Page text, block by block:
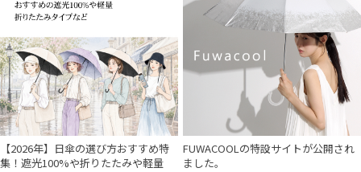
【2026年】日傘の選び方おすすめ特
集！遮光100%や折りたたみや軽量
FUWACOOLの特設サイトが公開され
ました。